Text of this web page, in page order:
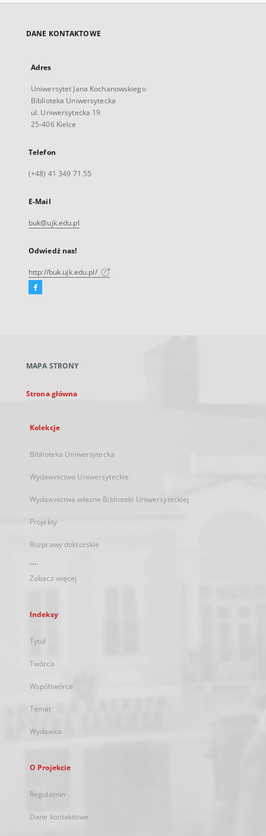
DANE KONTAKTOWE
Adres
Uniwersytet Jana Kochanowskiego
Biblioteka Uniwersytecka
ul. Uniwersytecka 19
25-406 Kielce
Telefon
(+48) 41 349 71 55
E-Mail
buk@ujk.edu.pl
Odwiedź nas!
http://buk.ujk.edu.pl/
Facebook
karcie
MAPA STRONY
Strona główna
Kolekcje
Biblioteka Uniwersytecka
Wydawnictwo Uniwersyteckie
Wydawnictwa własne Biblioteki Uniwersyteckiej
Projekty
Rozprawy doktorskie
...
Zobacz więcej
Indeksy
Tytuł
Twórca
Współtwórca
Temat
Wydawca
O Projekcie
Regulamin
Dane kontaktowe